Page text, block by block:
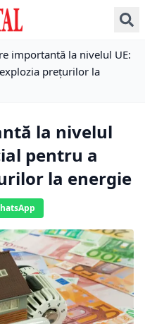
importantă la nivelul UE:
prețurilor la
la nivelul
pentru a
la energie